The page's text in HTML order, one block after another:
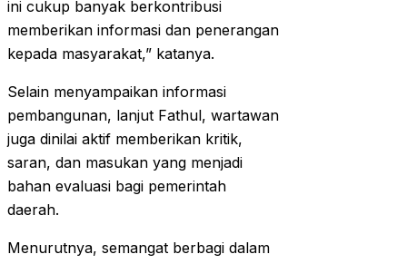
ini cukup banyak berkontribusi
memberikan informasi dan penerangan
kepada masyarakat,” katanya.
Selain menyampaikan informasi
pembangunan, lanjut Fathul, wartawan
juga dinilai aktif memberikan kritik,
saran, dan masukan yang menjadi
bahan evaluasi bagi pemerintah
daerah.
Menurutnya, semangat berbagi dalam